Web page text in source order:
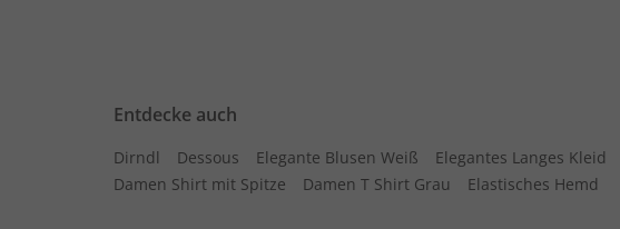
Entdecke auch
Dirndl Dessous Elegante Blusen Weiß Elegantes Langes Kleid
Damen Shirt mit Spitze
Damen T Shirt Grau Elastisches Hemd